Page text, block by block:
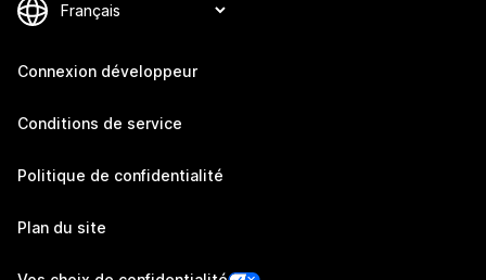
Connexion développeur
Conditions de service
Politique de confidentialité
Plan du site